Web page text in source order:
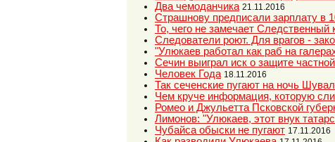
Два чемоданчика 21.11.2016
Страшнову предписали зарплату в
То, чего не замечает Следственный
Следователи роют. Для врагов -
"Улюкаев работал как раб на
Сечин выиграл иск о защите
Человек Года 18.11.2016
Так сеченские пугают на ночь
Чем круче информация, которую
Ромео и Джульетта Псковской
Лимонов: "Улюкаев, этот внук
Чубайса обыски не пугают 17.11.2016